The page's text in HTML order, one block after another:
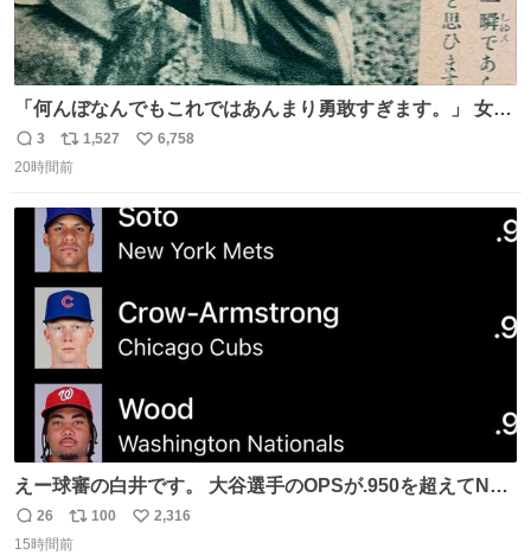
「何んぼなんでもこれではあんまり勇敢すぎます。」 女性
の立ち振る舞い指南コーナーで、大股を「下品」や「はし
たない」という言葉を使わず「勇敢すぎます」と洒落っ気
っていきたい… （昭和4年婦人倶楽部新年号より）
返
信
3
リ
ポ
ト
数
1,527
い
数
6,758
20時間前
えー球審の白井です。 大谷選手のOPSが.950を超えてNL
１位に躍り出ました。
返
26
リ
100
い
2,316
15時間前